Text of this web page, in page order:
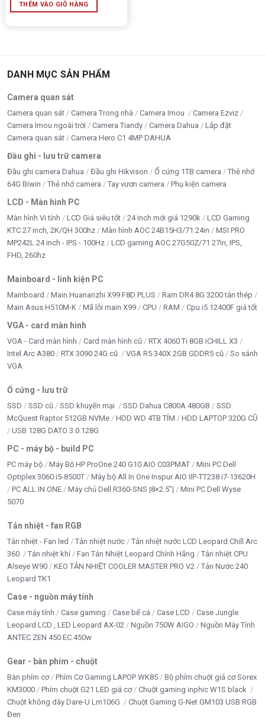
Chức năng hỗ
CRC, TCR, CA Parity, Fly-by topology,
Chứng nhận RoHS Compliant, Halogen-Free
Tiếp xúc chân Gold edge contacts
động
0°C – 85°C
Phiên bản dung
lượng
Xuất xứ Trung Quốc
THÊM VÀO GIỎ HÀNG
DANH MỤC SẢN PHẨM
Camera quan sát
Camera quan sát Camera Trong nhà Camera Imou
Camera Ezviz
Camera Imou ngoài trời
Camera Tiandy Camera Dahua
Lắp đặt
Camera quan sát
Camera Hero C1 4MP DAHUA
Đầu ghi - lưu trữ camera
Đầu ghi camera Dahua Đầu ghi Hikvison Ổ cứng 1TB camera
Thẻ nhớ
64G Biwin
Thẻ nhớ camera Tay vươn camera Phụ kiện camera
LCD - Màn hình PC
Màn hình Vi tính LCD Giá siêu tốt 24 inch mới giá 1290k
LCD Gaming
KTC 27 inch, 2K/QH 300hz
Màn hình AOC 24B15H3/71 24in
MSI PRO
MP242L 24 inch - IPS - 100Hz
LCD gaming AOC 27G50Z/71 27in, IPS,
FHD, 260hz
Mainboard - linh kiện PC
Mainboard Main Huananzhi X99 F8D PLUS
Ram DR4 8G 3200 tản thép
Main Asus H510M-K
Mã lỗi main X99 CPU RAM Cpu i5 12400F giá tốt
VGA - card màn hình
VGA - Card màn hình Card màn hình cũ
RTX 4060 Ti 8GB iCHILL X3
Intel Arc A380
RTX 3090 24G cũ VGA R5 340X 2GB GDDR5 cũ
So sánh
VGA
Ổ cứng - lưu trữ
SSD SSD cũ SSD khuyến mại SSD Dahua C800A 480GB
SSD
McQuest Raptor 512GB NVMe
HDD WD 4TB TÍM
HDD LAPTOP 320G CŨ
USB 128G DATO 3.0 128G
PC - máy bộ - build PC
PC máy bộ Máy Bộ HP ProOne 240 G10 AIO C03PMAT
Mini PC Dell
Optiplex 3060 i5-8500T
Máy bộ All In One Inspur AIO IIP-TT238 i7-13620H
PC ALL IN ONE
Máy chủ Dell R360-SNS |8×2.5”|
Mini PC Dell Wyse
5070
Tản nhiệt - fan RGB
Tản nhiệt - Fan led Tản nhiệt nước
Tản nhiệt nước LCD Leopard Chill Arc
360
Tản nhiệt khí Fan Tản Nhiệt Leopard Chính Hãng
Tản nhiệt CPU
Alseye W90
KEO TẢN NHIỆT COOLER MASTER PRO V2
Tản Nước 240
Leopard TK1
Case - nguồn máy tính
Case máy tính Case gaming Case bể cá Case LCD
Case Jungle
Leopard LCD , LED Leopard AX-02
Nguồn 750W AIGO
Nguồn Máy Tính
ANTEC ZEN 450 EC 450w
Gear - bàn phím - chuột
Bàn phím cơ Phím Cơ Gaming LAPOP WK85
Bộ phím chuột giả cơ Sorex
KM3000
Phím chuột G21 LED giả cơ
Chuột gaming inphic W1S black
Chuột không dây Dare-U Lm106G
Chuột Gaming G-Net GM103 USB RGB
Đen